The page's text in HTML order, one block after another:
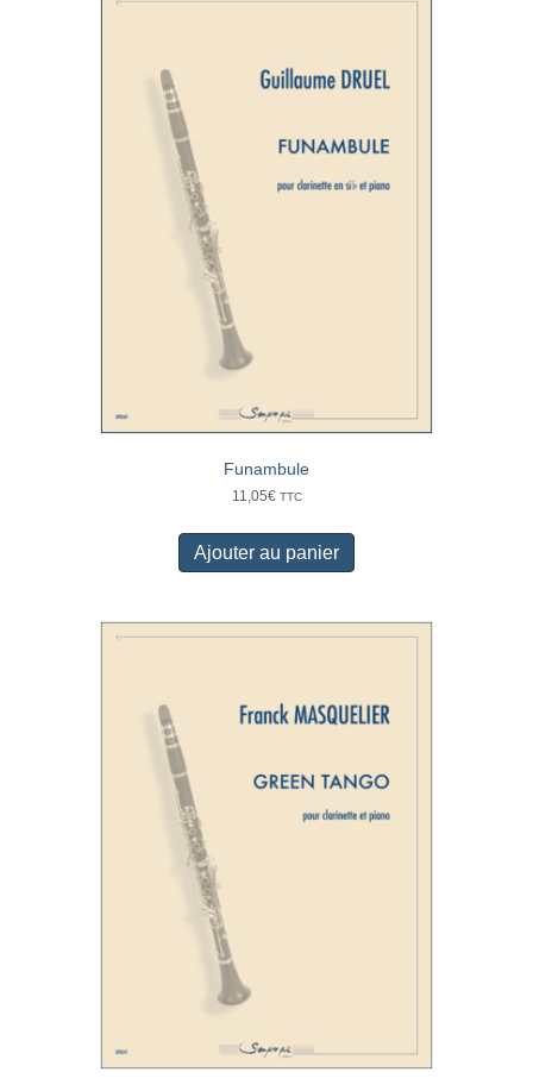
Funambule
11,05€ TTC
Ajouter au panier